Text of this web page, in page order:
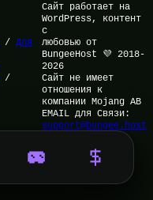
/ Для
/
Сайт работает на
WordPress, контент
с
любовью от
BungeeHost 💜 2018-
2026
Сайт не имеет
отношения к
компании Mojang AB
EMAIL для Связи:
support@bungee.host